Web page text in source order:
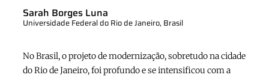
Sarah Borges Luna
Universidade Federal do Rio de Janeiro, Brasil
No Brasil, o projeto de modernização, sobretudo na cidade
do Rio de Janeiro, foi profundo e se intensificou com a